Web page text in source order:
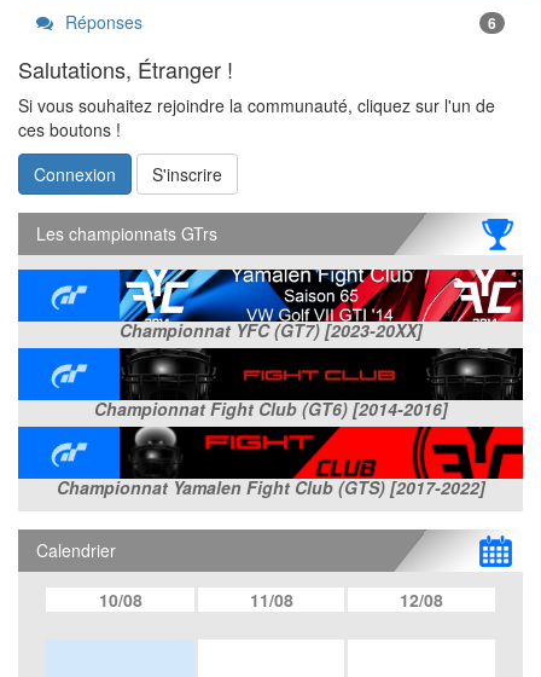
Réponses 6
Salutations, Étranger !
Si vous souhaitez rejoindre la communauté, cliquez sur l'un de
ces boutons !
Connexion
S'inscrire
Les championnats GTrs
Championnat YFC (GT7) [2023-20XX]
Championnat Fight Club (GT6) [2014-2016]
Championnat Yamalen Fight Club (GTS) [2017-2022]
Calendrier
10/08 11/08 12/08